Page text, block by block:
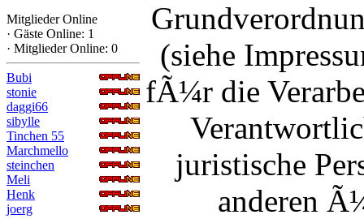
Mitglieder Online
· Gäste Online: 1
· Mitglieder Online: 0
Bubi
stonie
daggi66
sibylle
Tinchen 55
Marchmello
steinchen
Meli
Henk
joerg
(siehe
fÃ¼r die
juristische
anderen